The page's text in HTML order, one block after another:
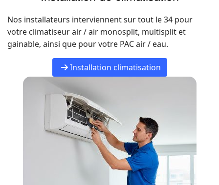
Nos installateurs interviennent sur tout le 34 pour
votre climatiseur air / air monosplit, multisplit et
gainable, ainsi que pour votre PAC air / eau.
Installation climatisation